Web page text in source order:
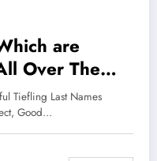
are
Over The
Tiefling Last Names
Good…